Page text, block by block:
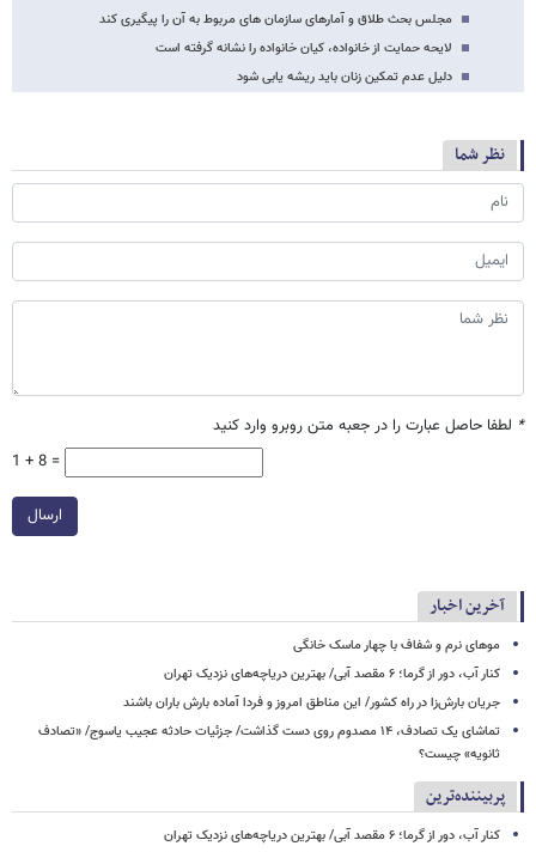
مجلس بحث طلاق و آمارهای سازمان های مربوط به آن را پیگیری کند
لایحه حمایت از خانواده، کیان خانواده را نشانه گرفته است
دلیل عدم تمکین زنان باید ریشه یابی شود
نظر شما
* لطفا حاصل عبارت را در جعبه متن روبرو وارد کنید
1 + 8 =
ارسال
آخرین اخبار
موهای نرم و شفاف با چهار ماسک خانگی
کنار آب، دور از گرما؛ ۶ مقصد آبی/ بهترین دریاچه‌های نزدیک تهران
جریان بارش‌زا در راه کشور/ این مناطق امروز و فردا آماده بارش باران باشند
تماشای یک تصادف، ۱۴ مصدوم روی دست گذاشت/ جزئیات حادثه عجیب یاسوج/ «تصادف
ثانویه» چیست؟
پربیننده‌ترین
کنار آب، دور از گرما؛ ۶ مقصد آبی/ بهترین دریاچه‌های نزدیک تهران